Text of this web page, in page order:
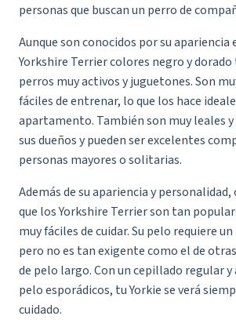
personas que buscan un perro de
Aunque son conocidos por su
Yorkshire Terrier colores negro y
perros muy activos y juguetones. Son
fáciles de entrenar, lo que los hace
apartamento. También son muy leales
sus dueños y pueden ser excelentes
personas mayores o solitarias.
Además de su apariencia y
que los Yorkshire Terrier son tan
muy fáciles de cuidar. Su pelo requiere
pero no es tan exigente como el de
de pelo largo. Con un cepillado regular
pelo esporádicos, tu Yorkie se verá
cuidado.